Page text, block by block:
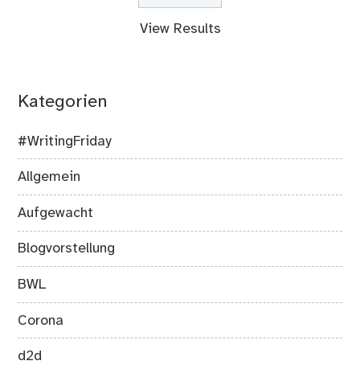
View Results
Kategorien
#WritingFriday
Allgemein
Aufgewacht
Blogvorstellung
BWL
Corona
d2d